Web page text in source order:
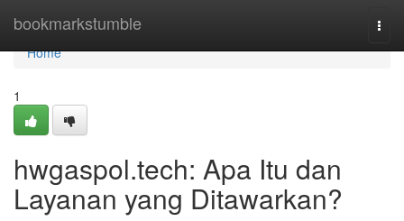
bookmarkstumble
Home
Home
1
hwgaspol.tech: Apa Itu dan
Layanan yang Ditawarkan?